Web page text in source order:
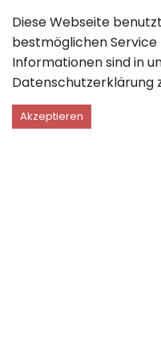
Diese Webseite
bestmöglichen
Informationen sind in
Datenschutzerklärung
Akzeptieren